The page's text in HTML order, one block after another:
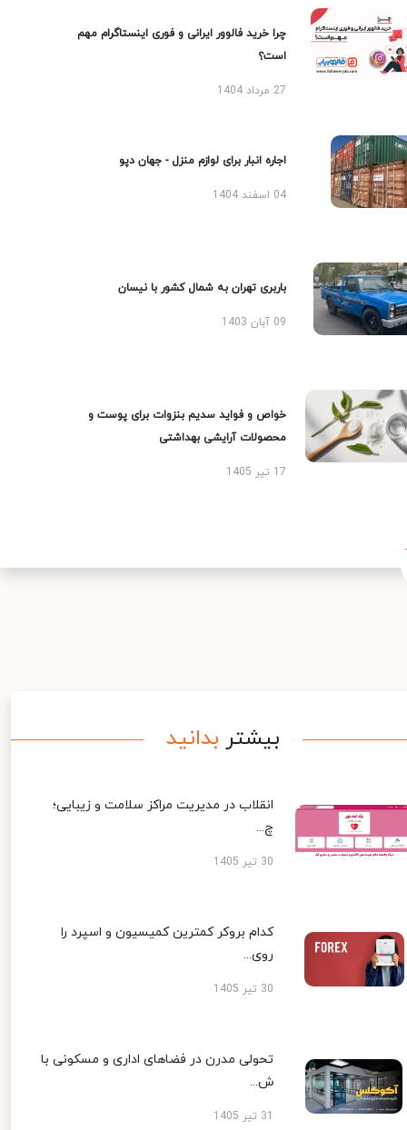
چرا خرید فالوور ایرانی و فوری اینستاگرام مهم
است؟
27 مرداد 1404
اجاره انبار برای لوازم منزل - جهان دپو
04 اسفند 1404
باربری تهران به شمال کشور با نیسان
09 آبان 1403
خواص و فواید سدیم بنزوات برای پوست و
محصولات آرایشی بهداشتی
17 تیر 1405
بیشتر بدانید
انقلاب در مدیریت مراکز سلامت و زیبایی؛
چ...
30 تیر 1405
کدام بروکر کمترین کمیسیون و اسپرد را
روی...
30 تیر 1405
تحولی مدرن در فضاهای اداری و مسکونی با
ش...